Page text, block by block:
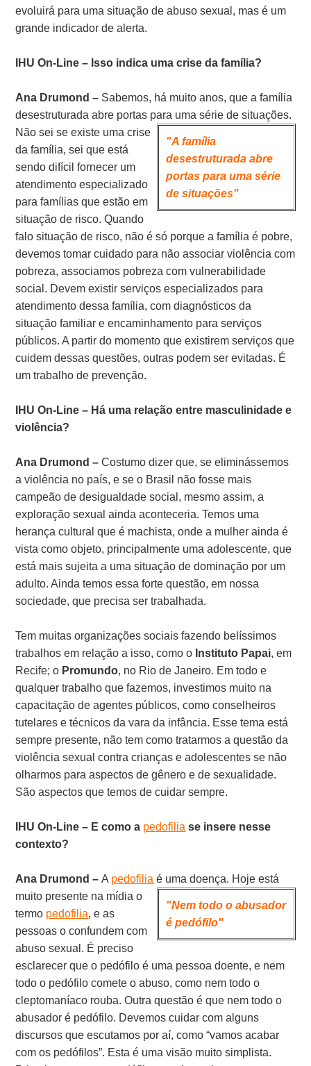
evoluirá para uma situação de abuso sexual, mas é um
grande indicador de alerta.
IHU On-Line – Isso indica uma crise da família?
Ana Drumond – Sabemos, há muito anos, que a família
desestruturada abre portas para uma série de
"A família
desestruturada abre
portas para uma série
de situações"
situações.
Não sei se existe uma crise
da família, sei que está
sendo difícil fornecer um
atendimento especializado
para famílias que estão em
situação de risco. Quando
falo situação de risco, não é só porque a família é pobre,
devemos tomar cuidado para não associar violência com
pobreza, associamos pobreza com vulnerabilidade
social. Devem existir serviços especializados para
atendimento dessa família, com diagnósticos da
situação familiar e encaminhamento para serviços
públicos. A partir do momento que existirem serviços que
cuidem dessas questões, outras podem ser evitadas. É
um trabalho de prevenção.
IHU On-Line – Há uma relação entre masculinidade e
violência?
Ana Drumond – Costumo dizer que, se eliminássemos
a violência no país, e se o Brasil não fosse mais
campeão de desigualdade social, mesmo assim, a
exploração sexual ainda aconteceria. Temos uma
herança cultural que é machista, onde a mulher ainda é
vista como objeto, principalmente uma adolescente, que
está mais sujeita a uma situação de dominação por um
adulto. Ainda temos essa forte questão, em nossa
sociedade, que precisa ser trabalhada.
Tem muitas organizações sociais fazendo belíssimos
trabalhos em relação a isso, como o Instituto Papai, em
Recife; o Promundo, no Rio de Janeiro. Em todo e
qualquer trabalho que fazemos, investimos muito na
capacitação de agentes públicos, como conselheiros
tutelares e técnicos da vara da infância. Esse tema está
sempre presente, não tem como tratarmos a questão da
violência sexual contra crianças e adolescentes se não
olharmos para aspectos de gênero e de sexualidade.
São aspectos que temos de cuidar sempre.
IHU On-Line – E como a pedofilia se insere nesse
contexto?
Ana Drumond –A pedofilia é uma doença. Hoje está
muito
"Nem todo o abusador
é pedófilo"
presente na mídia o
termo pedofilia, e as
pessoas o confundem com
abuso sexual. É preciso
esclarecer que o pedófilo é uma pessoa doente, e nem
todo o pedófilo comete o abuso, como nem todo o
cleptomaníaco rouba. Outra questão é que nem todo o
abusador é pedófilo. Devemos cuidar com alguns
discursos que escutamos por aí, como “vamos acabar
com os pedófilos”. Esta é uma visão muito simplista.